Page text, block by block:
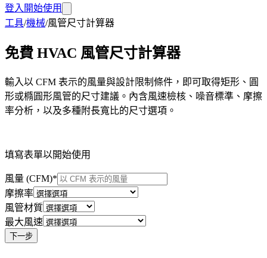
登入 開始使用
工具/機械/風管尺寸計算器
免費 HVAC 風管尺寸計算器
輸入以 CFM 表示的風量與設計限制條件，即可取得矩形、圓
形或橢圓形風管的尺寸建議。內含風速檢核、噪音標準、摩擦
率分析，以及多種附長寬比的尺寸選項。
填寫表單以開始使用
風量 (CFM)*
摩擦率
風管材質
最大風速
下一步